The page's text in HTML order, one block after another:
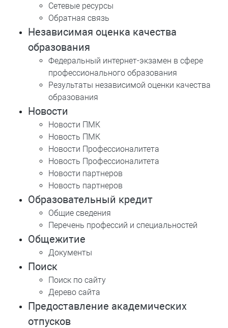
Сетевые ресурсы
Обратная связь
Независимая оценка качества
образования
Федеральный интернет-экзамен в сфере
профессионального образования
Результаты независимой оценки качества
образования
Новости
Новости ПМК
Новость ПМК
Новости Профессионалитета
Новость Профессионалитета
Новости партнеров
Новость партнеров
Образовательный кредит
Общие сведения
Перечень профессий и специальностей
Общежитие
Документы
Поиск
Поиск по сайту
Дерево сайта
Предоставление академических
отпусков